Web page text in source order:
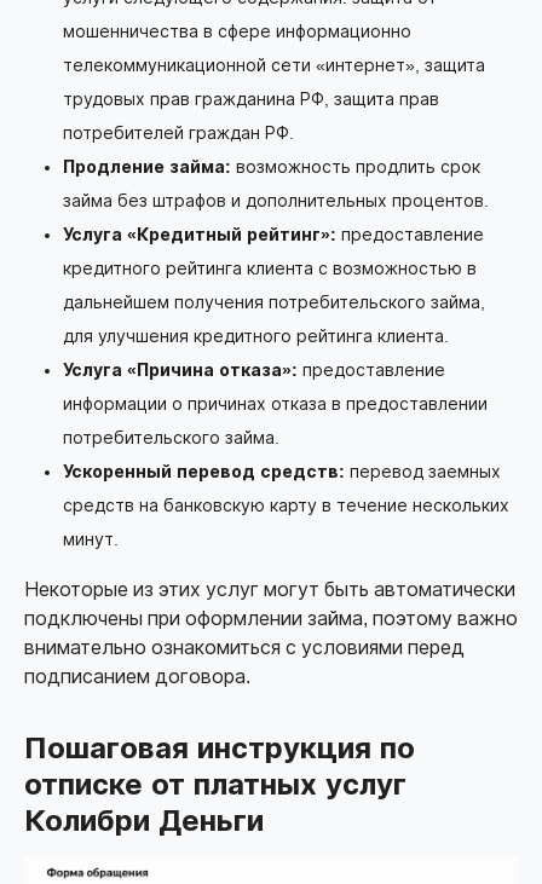
мошенничества в сфере информационно
телекоммуникационной сети «интернет», защита
трудовых прав гражданина РФ, защита прав
потребителей граждан РФ.
Продление займа: возможность продлить срок
займа без штрафов и дополнительных процентов.
Услуга «Кредитный рейтинг»: предоставление
кредитного рейтинга клиента с возможностью в
дальнейшем получения потребительского займа,
для улучшения кредитного рейтинга клиента.
Услуга «Причина отказа»: предоставление
информации о причинах отказа в предоставлении
потребительского займа.
Ускоренный перевод средств: перевод заемных
средств на банковскую карту в течение нескольких
минут.
Некоторые из этих услуг могут быть автоматически
подключены при оформлении займа, поэтому важно
внимательно ознакомиться с условиями перед
подписанием договора.
Пошаговая инструкция по
отписке от платных услуг
Колибри Деньги